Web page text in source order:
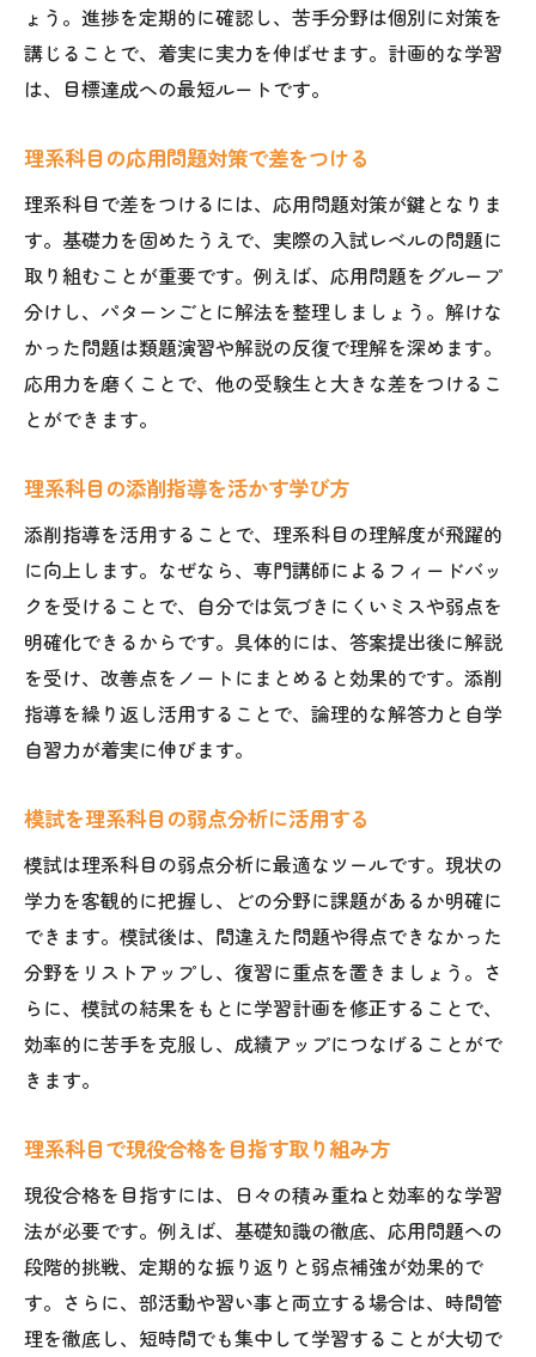
ょう。進捗を定期的に確認し、苦手分野は個別に対策を
講じることで、着実に実力を伸ばせます。計画的な学習
は、目標達成への最短ルートです。
理系科目の応用問題対策で差をつける
理系科目で差をつけるには、応用問題対策が鍵となりま
す。基礎力を固めたうえで、実際の入試レベルの問題に
取り組むことが重要です。例えば、応用問題をグループ
分けし、パターンごとに解法を整理しましょう。解けな
かった問題は類題演習や解説の反復で理解を深めます。
応用力を磨くことで、他の受験生と大きな差をつけるこ
とができます。
理系科目の添削指導を活かす学び方
添削指導を活用することで、理系科目の理解度が飛躍的
に向上します。なぜなら、専門講師によるフィードバッ
クを受けることで、自分では気づきにくいミスや弱点を
明確化できるからです。具体的には、答案提出後に解説
を受け、改善点をノートにまとめると効果的です。添削
指導を繰り返し活用することで、論理的な解答力と自学
自習力が着実に伸びます。
模試を理系科目の弱点分析に活用する
模試は理系科目の弱点分析に最適なツールです。現状の
学力を客観的に把握し、どの分野に課題があるか明確に
できます。模試後は、間違えた問題や得点できなかった
分野をリストアップし、復習に重点を置きましょう。さ
らに、模試の結果をもとに学習計画を修正することで、
効率的に苦手を克服し、成績アップにつなげることがで
きます。
理系科目で現役合格を目指す取り組み方
現役合格を目指すには、日々の積み重ねと効率的な学習
法が必要です。例えば、基礎知識の徹底、応用問題への
段階的挑戦、定期的な振り返りと弱点補強が効果的で
す。さらに、部活動や習い事と両立する場合は、時間管
理を徹底し、短時間でも集中して学習することが大切で